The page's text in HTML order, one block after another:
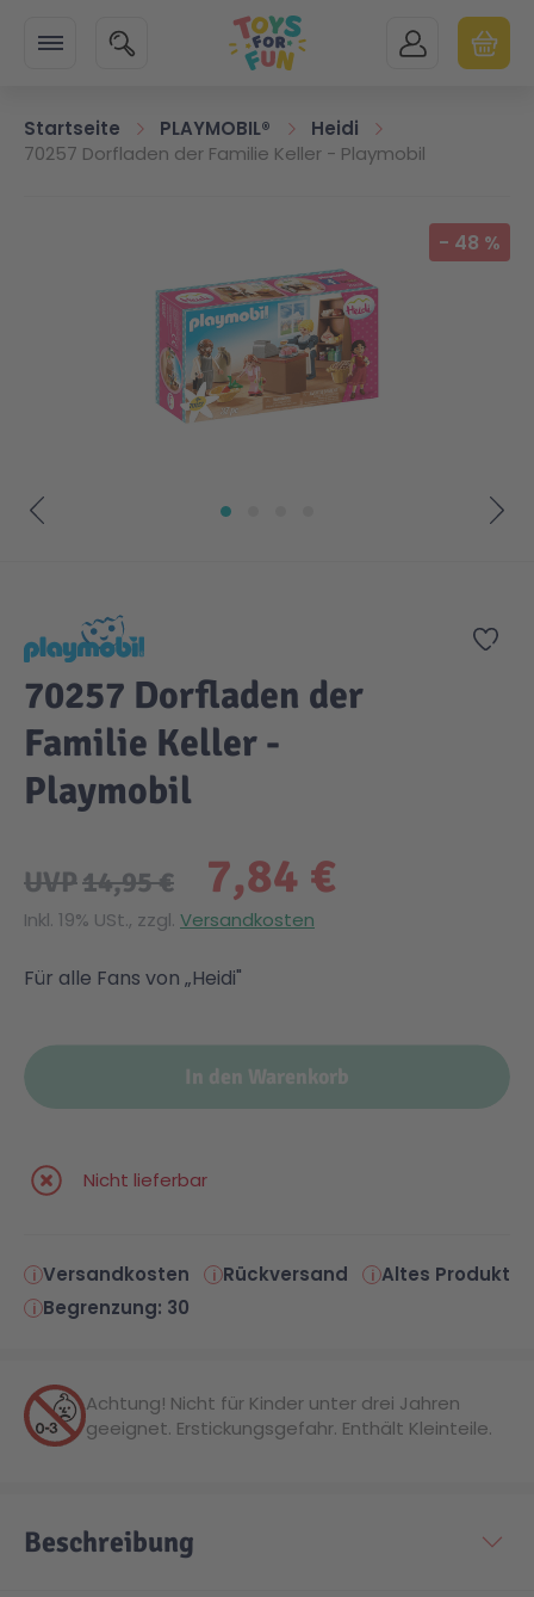
SUCHE MEIN KONTO
Startseite PLAYMOBIL®
Heidi
70257 Dorfladen der Familie Keller - Playmobil
- 48 %
Zur
70257 Dorfladen der
Familie Keller -
Playmobil
7,84 €
UVP14,95 €
Inkl. 19% USt., zzgl. Versandkosten
Für alle Fans von „Heidi"
In den Warenkorb
Nicht lieferbar
Versandkosten Rückversand
Altes Produkt
Begrenzung: 30
Achtung! Nicht für Kinder unter drei Jahren
geeignet. Erstickungsgefahr. Enthält Kleinteile.
Beschreibung